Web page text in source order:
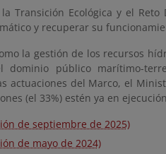
Ecológica y el Reto
y recuperar su
la gestión de los recursos
público marítimo-
actuaciones del Marco, el
(el 33%) estén ya en
de septiembre de 2025)
de mayo de 2024)